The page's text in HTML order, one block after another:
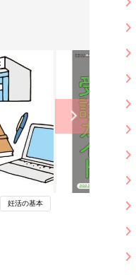
妊活の基本